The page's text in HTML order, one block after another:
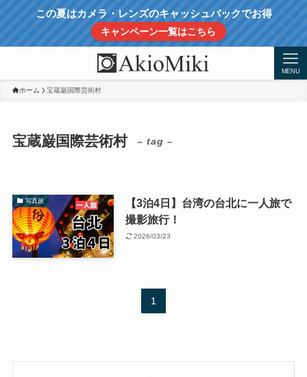
この夏はカメラ・レンズのキャッシュバックでお得
キャンペーン一覧はこちら
MENU
ホーム 宝蔵巌国際芸術村
宝蔵巌国際芸術村 – tag –
写真旅
【3泊4日】台湾の台北に一人旅で
撮影旅行！
2026/03/23
1